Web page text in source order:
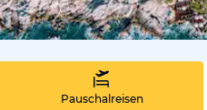
Pauschalreisen